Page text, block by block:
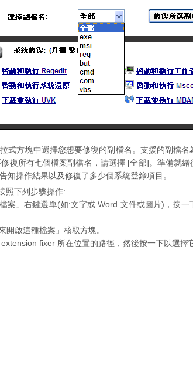
式方塊中選擇您想要修復的副檔名。支援的副檔名
復所有七個檔案副檔名，請選擇 [全部]。準備就
知操作結果以及修復了多少個系統登錄項目。
照下列步驟操作:
案」右鍵選單(如:文字或 Word 文件或圖片)，按
開啟這種檔案」核取方塊。
fixer 所在位置的路徑，然後按一下以選擇